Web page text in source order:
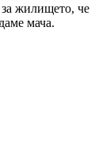
жилището,
мача.